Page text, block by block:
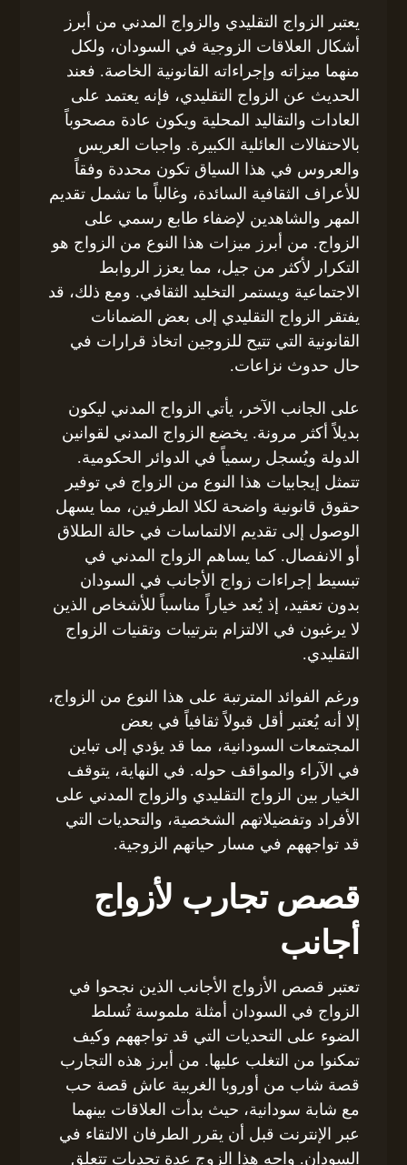
يعتبر الزواج التقليدي والزواج المدني من أبرز
أشكال العلاقات الزوجية في السودان، ولكل
منهما ميزاته وإجراءاته القانونية الخاصة. فعند
الحديث عن الزواج التقليدي، فإنه يعتمد على
العادات والتقاليد المحلية ويكون عادة مصحوباً
بالاحتفالات العائلية الكبيرة. واجبات العريس
والعروس في هذا السياق تكون محددة وفقاً
للأعراف الثقافية السائدة، وغالباً ما تشمل تقديم
المهر والشاهدين لإضفاء طابع رسمي على
الزواج. من أبرز ميزات هذا النوع من الزواج هو
التكرار لأكثر من جيل، مما يعزز الروابط
الاجتماعية ويستمر التخليد الثقافي. ومع ذلك، قد
يفتقر الزواج التقليدي إلى بعض الضمانات
القانونية التي تتيح للزوجين اتخاذ قرارات في
حال حدوث نزاعات.
على الجانب الآخر، يأتي الزواج المدني ليكون
بديلاً أكثر مرونة. يخضع الزواج المدني لقوانين
الدولة ويُسجل رسمياً في الدوائر الحكومية.
تتمثل إيجابيات هذا النوع من الزواج في توفير
حقوق قانونية واضحة لكلا الطرفين، مما يسهل
الوصول إلى تقديم الالتماسات في حالة الطلاق
أو الانفصال. كما يساهم الزواج المدني في
تبسيط إجراءات زواج الأجانب في السودان
بدون تعقيد، إذ يُعد خياراً مناسباً للأشخاص الذين
لا يرغبون في الالتزام بترتيبات وتقنيات الزواج
التقليدي.
ورغم الفوائد المترتبة على هذا النوع من الزواج،
إلا أنه يُعتبر أقل قبولاً ثقافياً في بعض
المجتمعات السودانية، مما قد يؤدي إلى تباين
في الآراء والمواقف حوله. في النهاية، يتوقف
الخيار بين الزواج التقليدي والزواج المدني على
الأفراد وتفضيلاتهم الشخصية، والتحديات التي
قد تواجههم في مسار حياتهم الزوجية.
قصص تجارب لأزواج
أجانب
تعتبر قصص الأزواج الأجانب الذين نجحوا في
الزواج في السودان أمثلة ملموسة تُسلط
الضوء على التحديات التي قد تواجههم وكيف
تمكنوا من التغلب عليها. من أبرز هذه التجارب
قصة شاب من أوروبا الغربية عاش قصة حب
مع شابة سودانية، حيث بدأت العلاقات بينهما
عبر الإنترنت قبل أن يقرر الطرفان الالتقاء في
السودان. واجه هذا الزوج عدة تحديات تتعلق